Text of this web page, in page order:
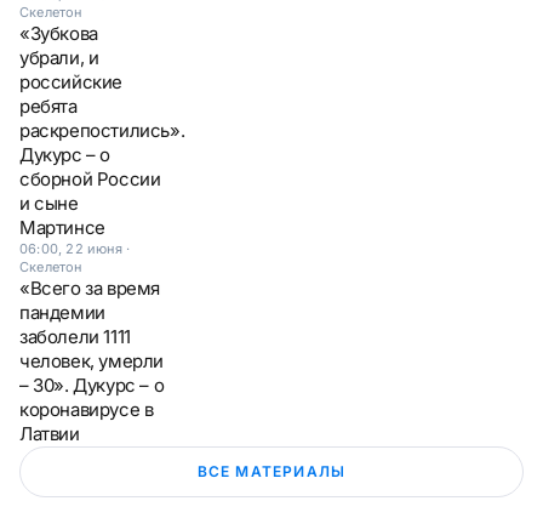
Скелетон
«Зубкова
убрали, и
российские
ребята
раскрепостились».
Дукурс – о
сборной России
и сыне
Мартинсе
06:00, 22 июня·
Скелетон
«Всего за время
пандемии
заболели 1111
человек, умерли
– 30». Дукурс – о
коронавирусе в
Латвии
ВСЕ МАТЕРИАЛЫ